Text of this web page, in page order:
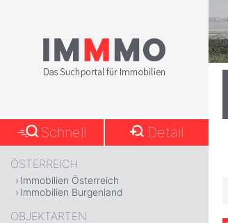
Schnell Detail
ÖSTERREICH
Immobilien Österreich
Immobilien Burgenland
OBJEKTARTEN